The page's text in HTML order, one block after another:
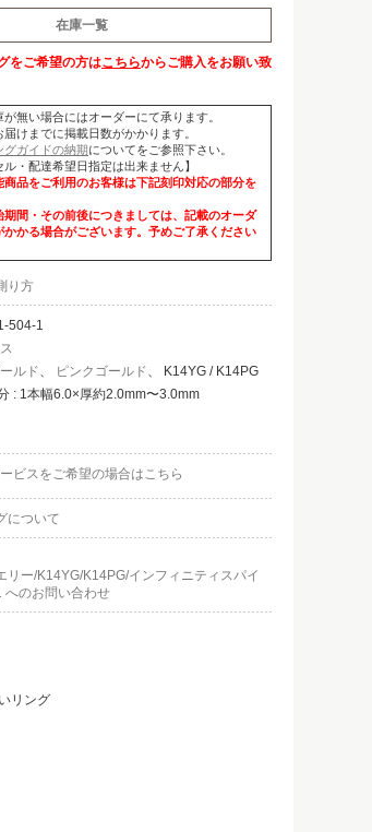
在庫一覧
をご希望の方はこちらからご購入をお願い致
無い場合にはオーダーにて承ります。
けまでに掲載日数がかかります。
グガイドの納期についてをご参照下さい。
ル・配達希望日指定は出来ません】
品をご利用のお客様は下記刻印対応の部分を
期間・その前後につきましては、記載のオーダ
かかる場合がございます。予めご了承ください
り方
504-1
ルド、 ピンクゴールド、 K14YG / K14PG
: 1本幅6.0×厚約2.0mm〜3.0mm
ビスをご希望の場合はこちら
について
リー/K14YG/K14PG/インフィニティスパイ
へのお問い合わせ
リング